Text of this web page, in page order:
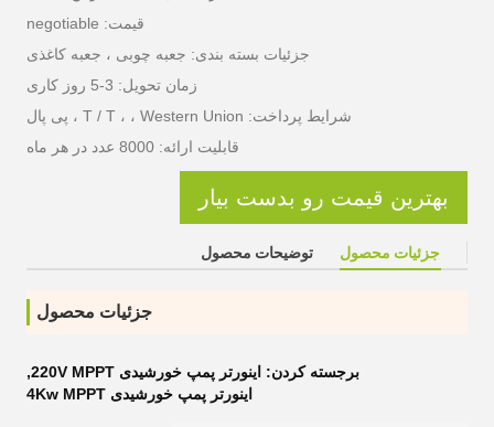
قیمت: negotiable
جزئیات بسته بندی: جعبه چوبی ، جعبه کاغذی
زمان تحویل: 3-5 روز کاری
شرایط پرداخت: T / T ، ، Western Union ، پی پال
قابلیت ارائه: 8000 عدد در هر ماه
بهترین قیمت رو بدست بیار
جزئیات محصول توضیحات محصول
جزئیات محصول
برجسته کردن: اینورتر پمپ خورشیدی 220V MPPT
,
اینورتر پمپ خورشیدی 4Kw MPPT